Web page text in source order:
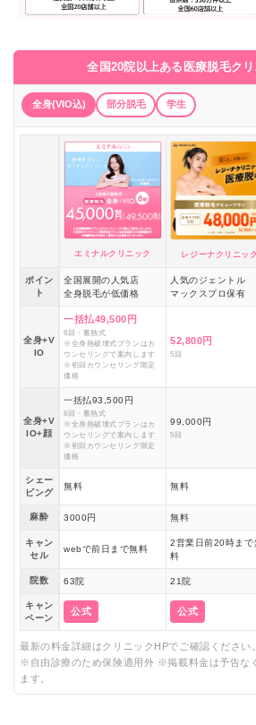
全国20院以上ある医療脱毛ク
全身(VIO込) 部分脱毛 学生
エミナルクリニック レジーナクリニック
ポイン
ト
全国展開の人気店
全身脱毛が低価格
人気のジェントル
マックスプロ保有
全身+V
IO
一括払49,500円
6回・蓄熱式
※全身熱破壊式プランはカ
ウンセリングで案内します
※初回カウンセリング限定
価格
52,800円
5回
全身+V
IO+顔
一括払93,500円
6回・蓄熱式
※全身熱破壊式プランはカ
ウンセリングで案内します
※初回カウンセリング限定
価格
99,000円
5回
シェー
ビング
無料 無料
麻酔 3000円 無料
キャン
セル
webで前日まで無料
2営業日前20時まで
料
院数 63院 21院
キャン
ペーン
公式 公式
最新の料金詳細はクリニックHPでご確認ください。
※自由診療のため保険適用外 ※掲載料金は予告な
ます。